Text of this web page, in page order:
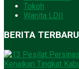
Tokoh
Wanita LDII
BERITA TERBARU